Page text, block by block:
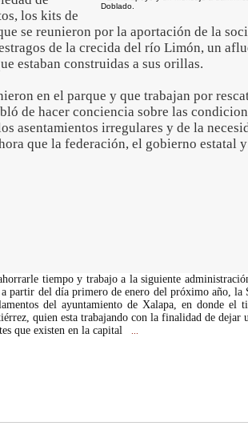
Doblado.
los kits de
se reunieron por la aportación de la
de la crecida del río Limón, un
estaban construidas a sus orillas.
en el parque y que trabajan por
de hacer conciencia sobre las
asentamientos irregulares y de la
que la federación, el gobierno estatal
tiempo y trabajo a la siguiente
a partir del día primero de enero del próximo año, la
del ayuntamiento de Xalapa, en donde el
quien esta trabajando con la finalidad de dejar
que existen en la capital